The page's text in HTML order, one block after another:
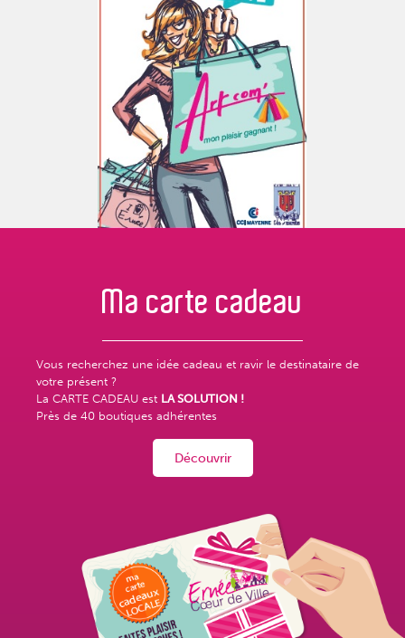
Ma carte cadeau
Vous recherchez une idée cadeau et ravir le destinataire de
votre présent ?
La CARTE CADEAU est LA SOLUTION !
Près de 40 boutiques adhérentes
Découvrir